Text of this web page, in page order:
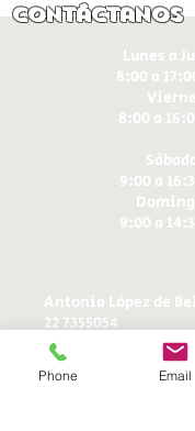
Contáctanos
Lunes a
8:00 a
8:00 a
9:00 a
9:00 a
Antonia López de
22 7355054
22 7375725
+56 9 75224598
d
Phone Email